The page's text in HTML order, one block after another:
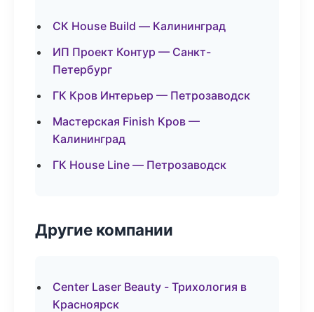
СК House Build — Калининград
ИП Проект Контур — Санкт-
Петербург
ГК Кров Интерьер — Петрозаводск
Мастерская Finish Кров —
Калининград
ГК House Line — Петрозаводск
Другие компании
Center Laser Beauty - Трихология в
Красноярск